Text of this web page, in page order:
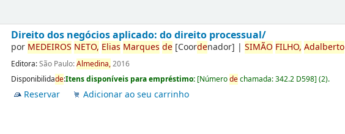
Direito dos negócios aplicado: do direito processual/
por MEDEIROS NETO, Elias Marques de [Coordenador] |SIMÃO FILHO, Adalberto
Editora:São Paulo:Almedina,2016
Disponibilidade:Itens disponíveis para empréstimo: [Númerodechamada:342.2 D598](2).
Reservar Adicionar ao seu carrinho